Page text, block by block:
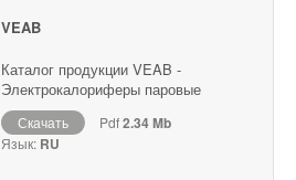
VEAB
Каталог продукции VEAB -
Электрокалориферы паровые
Скачать Pdf2.34 Mb
Язык: RU